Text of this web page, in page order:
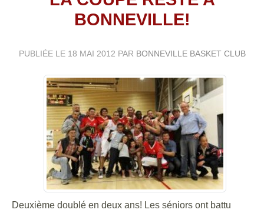
BONNEVILLE!
PUBLIÉE LE 18 MAI 2012 PAR BONNEVILLE BASKET CLUB
Deuxième doublé en deux ans! Les séniors ont battu